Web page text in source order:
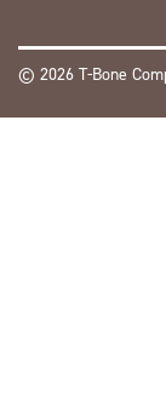
© 2026 T-Bone